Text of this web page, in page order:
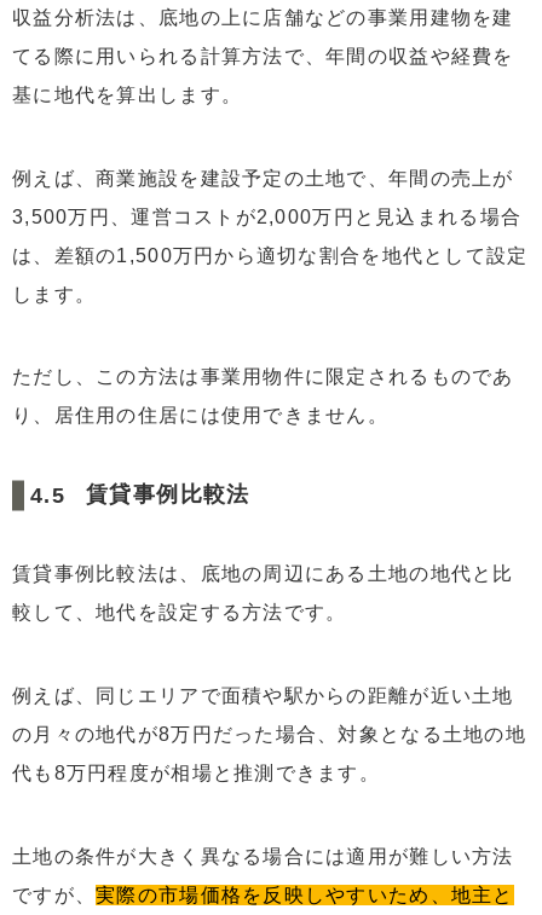
収益分析法は、底地の上に店舗などの事業用建物を建
てる際に用いられる計算方法で、年間の収益や経費を
基に地代を算出します。
例えば、商業施設を建設予定の土地で、年間の売上が
3,500万円、運営コストが2,000万円と見込まれる場合
は、差額の1,500万円から適切な割合を地代として設定
します。
ただし、この方法は事業用物件に限定されるものであ
り、居住用の住居には使用できません。
賃貸事例比較法
賃貸事例比較法は、底地の周辺にある土地の地代と比
較して、地代を設定する方法です。
例えば、同じエリアで面積や駅からの距離が近い土地
の月々の地代が8万円だった場合、対象となる土地の地
代も8万円程度が相場と推測できます。
土地の条件が大きく異なる場合には適用が難しい方法
ですが、実際の市場価格を反映しやすいため、地主と